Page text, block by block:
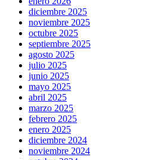
diciembre 2025
noviembre 2025
octubre 2025
septiembre 2025
agosto 2025
julio 2025
junio 2025
mayo 2025
abril 2025
marzo 2025
febrero 2025
enero 2025
diciembre 2024
noviembre 2024